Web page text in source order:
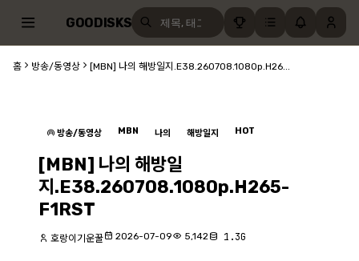
GOODISKS
홈 방송/동영상 [MBN] 나의 해방일지.E38.260708.1080p.H26...
방송/동영상 MBN 나의 해방일지 HOT
[MBN] 나의 해방일
지.E38.260708.1080p.H265-
F1RST
호랑이기운꿀 2026-07-09 5,142 1.3G